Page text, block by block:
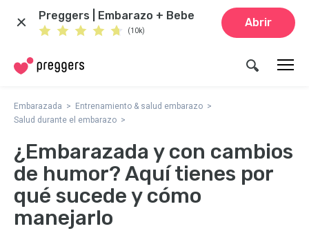
Preggers | Embarazo + Bebe
(10k)
Abrir
Embarazada
Entrenamiento & salud embarazo
Salud durante el embarazo
¿Embarazada y con cambios
de humor? Aquí tienes por
qué sucede y cómo
manejarlo